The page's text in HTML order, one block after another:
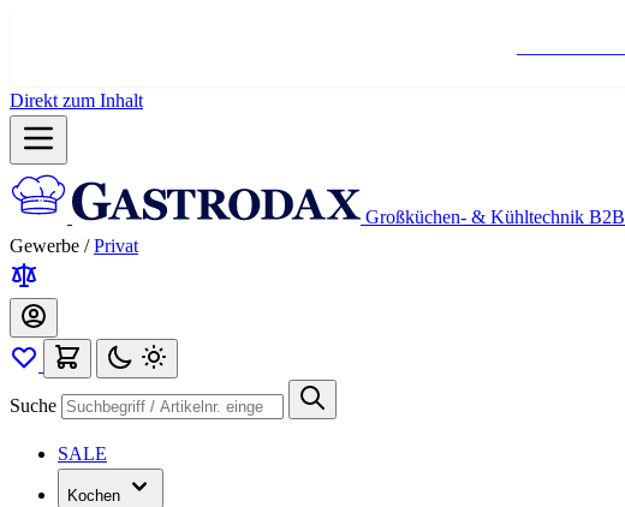
Direkt zum Inhalt
Großküchen- & Kühltechnik B2B
Gewerbe / Privat
Suche
SALE
Kochen